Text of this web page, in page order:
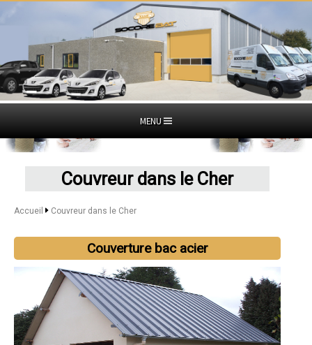
MENU
Couvreur dans le Cher
Accueil Couvreur dans le Cher
Couverture bac acier